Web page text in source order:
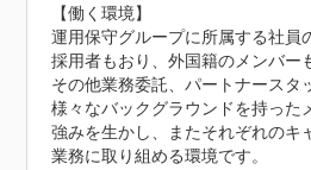
【働く環境】
運用保守グループに所属する社員
採用者もおり、外国籍のメンバー
その他業務委託、パートナースタ
様々なバックグラウンドを持った
強みを生かし、またそれぞれのキ
業務に取り組める環境です。